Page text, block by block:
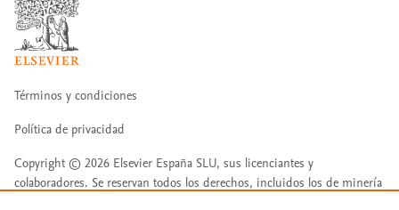
Términos y condiciones
Política de privacidad
Copyright © 2026 Elsevier España SLU, sus licenciantes y
colaboradores. Se reservan todos los derechos, incluidos los de minería